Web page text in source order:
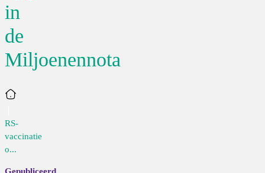
in
de
Miljoenennota
Home
RS-
vaccinatie
o...